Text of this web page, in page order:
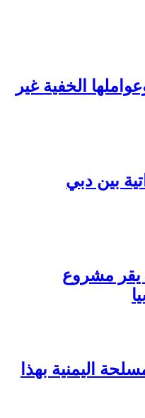
الخفية غير
بين دبي
يقر مشروع
اليمنية بهذا